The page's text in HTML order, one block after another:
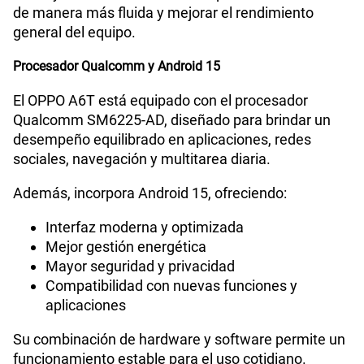
de manera más fluida y mejorar el rendimiento
general del equipo.
Procesador Qualcomm y Android 15
El OPPO A6T está equipado con el procesador
Qualcomm SM6225-AD, diseñado para brindar un
desempeño equilibrado en aplicaciones, redes
sociales, navegación y multitarea diaria.
Además, incorpora Android 15, ofreciendo:
Interfaz moderna y optimizada
Mejor gestión energética
Mayor seguridad y privacidad
Compatibilidad con nuevas funciones y
aplicaciones
Su combinación de hardware y software permite un
funcionamiento estable para el uso cotidiano.